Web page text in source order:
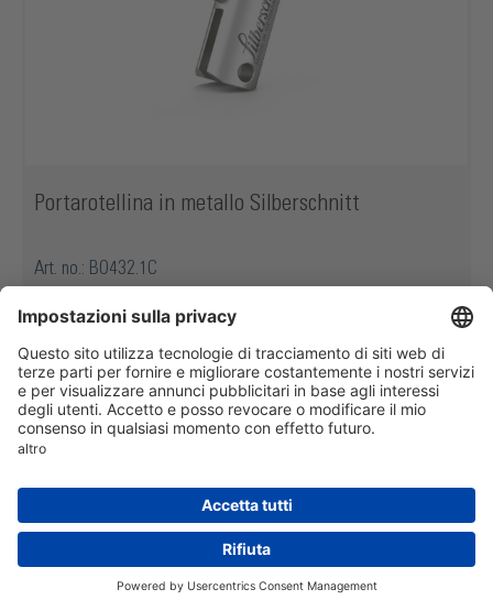
Portarotellina in metallo Silberschnitt
Art. no.: BO432.1C
Tipo di ruota: 487 488
Versione: Con foro per pressore